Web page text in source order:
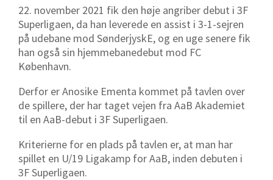
22. november 2021 fik den høje angriber debut i 3F
Superligaen, da han leverede en assist i 3-1-sejren
på udebane mod SønderjyskE, og en uge senere fik
han også sin hjemmebanedebut mod FC
København.
Derfor er Anosike Ementa kommet på tavlen over
de spillere, der har taget vejen fra AaB Akademiet
til en AaB-debut i 3F Superligaen.
Kriterierne for en plads på tavlen er, at man har
spillet en U/19 Ligakamp for AaB, inden debuten i
3F Superligaen.